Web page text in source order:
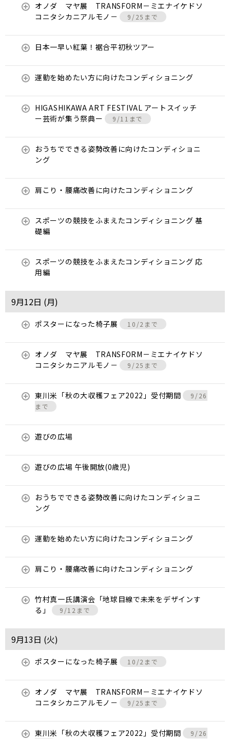
オノダ マヤ展 TRANSFORM－ミエナイケドソ
コニタシカニアルモノ－
9/25まで
日本一早い紅葉！裾合平初秋ツアー
運動を始めたい方に向けたコンディショニング
HIGASHIKAWA ART FESTIVAL アートスイッチ
ー芸術が集う祭典ー
9/11まで
おうちでできる姿勢改善に向けたコンディショニ
ング
肩こり・腰痛改善に向けたコンディショニング
スポーツの競技をふまえたコンディショニング 基
礎編
スポーツの競技をふまえたコンディショニング 応
用編
9月12日 (月)
ポスターになった椅子展 10/2まで
オノダ マヤ展 TRANSFORM－ミエナイケドソ
コニタシカニアルモノ－
9/25まで
東川米「秋の大収穫フェア2022」受付期間
9/26
まで
遊びの広場
遊びの広場 午後開放(0歳児)
おうちでできる姿勢改善に向けたコンディショニ
ング
運動を始めたい方に向けたコンディショニング
肩こり・腰痛改善に向けたコンディショニング
竹村真一氏講演会「地球目線で未来をデザインす
る」
9/12まで
9月13日 (火)
ポスターになった椅子展 10/2まで
オノダ マヤ展 TRANSFORM－ミエナイケドソ
コニタシカニアルモノ－
9/25まで
東川米「秋の大収穫フェア2022」受付期間
9/26